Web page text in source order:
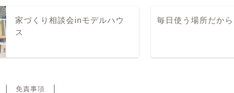
家づくり相談会inモデルハウ
ス
毎日使う場所だから
免責事項